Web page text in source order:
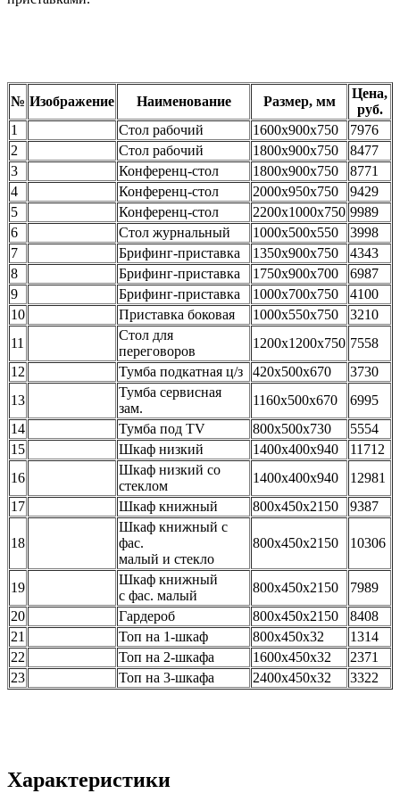
№ Изображение Наименование Размер, мм
Цена,
руб.
1
Стол рабочий 1600х900х750
7976
2
Стол рабочий 1800х900х750
8477
3
Конференц-стол 1800х900х750
8771
4
Конференц-стол 2000х950х750
9429
5
Конференц-стол 2200х1000х750 9989
6
Стол журнальный 1000х500х550
3998
7
Брифинг-приставка 1350х900х750
4343
8
Брифинг-приставка 1750х900х700
6987
9
Брифинг-приставка 1000х700х750
4100
10
Приставка боковая 1000х550х750
3210
11
Стол для
переговоров
1200х1200х750 7558
12
Тумба подкатная ц/з 420х500х670
3730
13
Тумба сервисная
зам.
1160х500х670
6995
14
Тумба под TV 800х500х730
5554
15
Шкаф низкий 1400х400х940
11712
16
Шкаф низкий со
стеклом
1400х400х940
12981
17
Шкаф книжный 800х450х2150 9387
18
Шкаф книжный с
фас.
малый и стекло
800х450х2150 10306
19
Шкаф книжный
с фас. малый
800х450х2150
7989
20
Гардероб 800х450х2150
8408
21
Топ на 1-шкаф 800х450х32
1314
22
Топ на 2-шкафа 1600х450х32
2371
23
Топ на 3-шкафа 2400х450х32 3322
Характеристики